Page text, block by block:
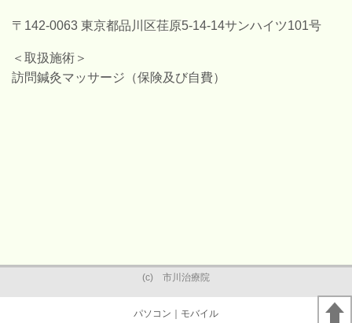
〒142-0063 東京都品川区荏原5-14-14サンハイツ101号
＜取扱施術＞
訪問鍼灸マッサージ（保険及び自費）
(c) 市川治療院
パソコン ｜モバイル